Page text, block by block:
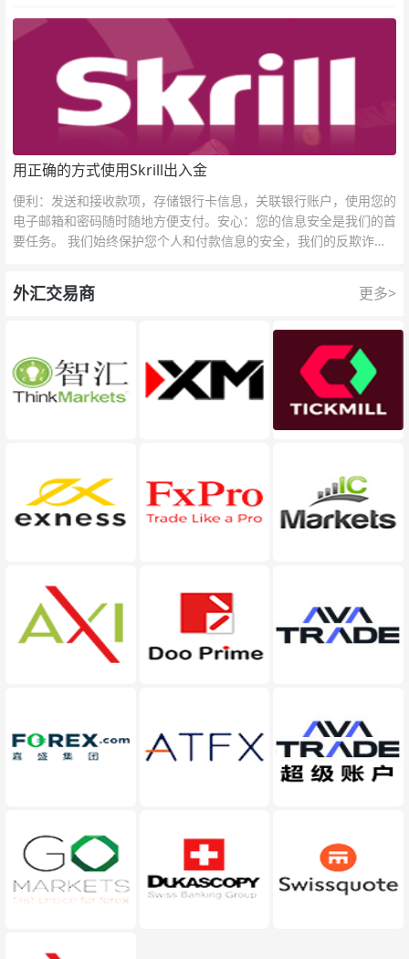
用正确的方式使用Skrill出入金
便利：发送和接收款项，存储银行卡信息，关联银行账户，使用您的
电子邮箱和密码随时随地方便支付。安心：您的信息安全是我们的首
要任务。 我们始终保护您个人和付款信息的安全，我们的反欺诈团
外汇交易商 更多>